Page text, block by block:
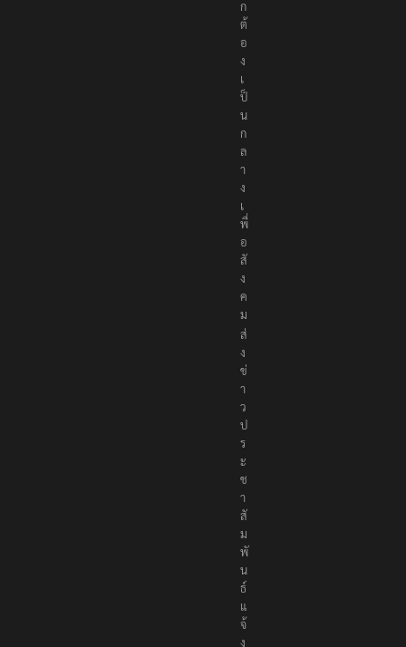
ง
ถู
ก
ต้
อ
ง
เ
ป็
น
ก
ล
า
ง
เ
พื่
อ
สั
ง
ค
ม
ส่
ง
ข่
า
ว
ป
ร
ะ
ช
า
สั
ม
พั
น
ธ์